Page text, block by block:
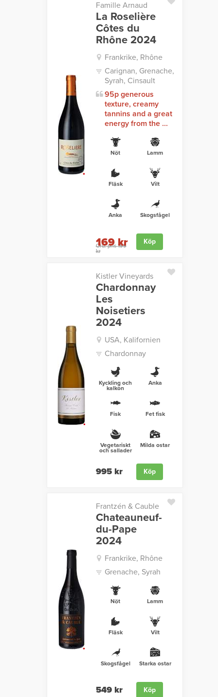
Famille Arnaud
La Roselière
Côtes du
Rhône 2024
Frankrike, Rhône
Carignan, Grenache,
Syrah, Cinsault
95p generous
texture, creamy
tannins and a great
energy from the ...
Nöt Lamm
Fläsk Vilt
Anka Skogsfågel
Ord. pris 199
kr
169 kr Köp
Kistler Vineyards
Chardonnay
Les
Noisetiers
2024
USA, Kalifornien
Chardonnay
Kyckling och
kalkon
Anka
Fisk Fet fisk
Vegetariskt
och sallader
Milda ostar
995 kr Köp
Frantzén & Cauble
Chateauneuf-
du-Pape
2024
Frankrike, Rhône
Grenache, Syrah
Nöt Lamm
Fläsk Vilt
Skogsfågel Starka ostar
549 kr Köp